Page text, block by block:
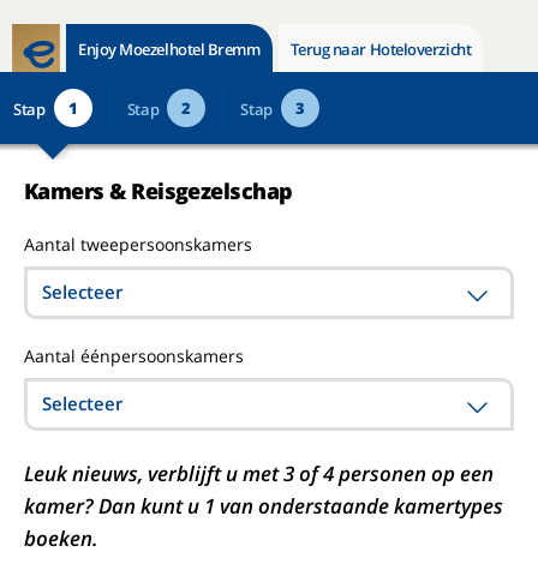
Enjoy Moezelhotel Bremm Terug naar Hoteloverzicht
Stap 1 Stap 2 Stap 3
Kamers & Reisgezelschap
Aantal tweepersoonskamers
Selecteer
Aantal éénpersoonskamers
Selecteer
Leuk nieuws, verblijft u met 3 of 4 personen op een
kamer? Dan kunt u 1 van onderstaande kamertypes
boeken.